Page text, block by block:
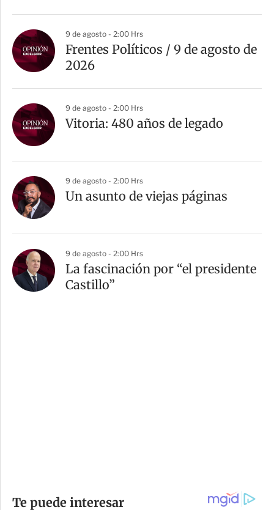
9 de agosto - 2:00 Hrs
Frentes Políticos / 9 de agosto de
2026
9 de agosto - 2:00 Hrs
Vitoria: 480 años de legado
9 de agosto - 2:00 Hrs
Un asunto de viejas páginas
9 de agosto - 2:00 Hrs
La fascinación por “el presidente
Castillo”